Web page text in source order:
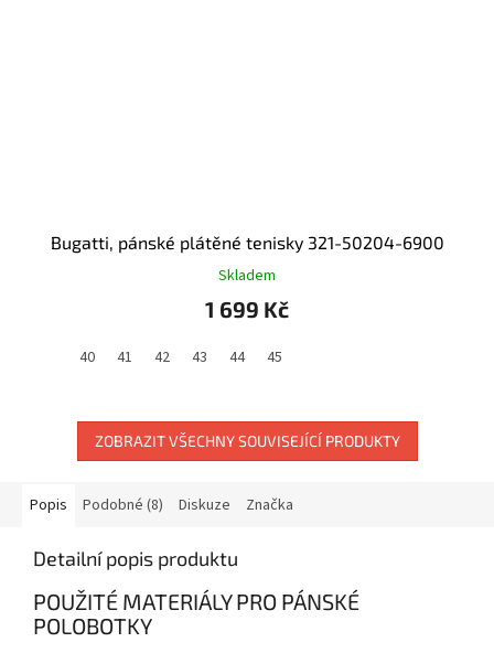
Bugatti, pánské plátěné tenisky 321-50204-6900
Skladem
1 699 Kč
40 41 42 43 44 45
ZOBRAZIT VŠECHNY SOUVISEJÍCÍ PRODUKTY
Popis Podobné (8) Diskuze Značka
Detailní popis produktu
POUŽITÉ MATERIÁLY PRO PÁNSKÉ
POLOBOTKY